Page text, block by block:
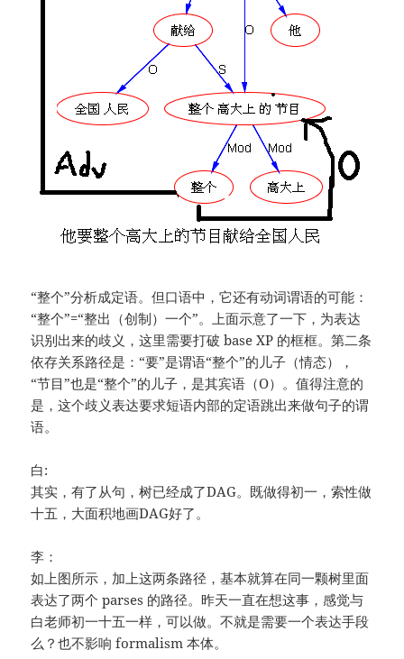
“整个”分析成定语。但口语中，它还有动词谓语的可能：
“整个”=“整出（创制）一个”。上面示意了一下，为表达
识别出来的歧义，这里需要打破 base XP 的框框。第二条
依存关系路径是：“要”是谓语“整个”的儿子（情态），
“节目”也是“整个”的儿子，是其宾语（O）。值得注意的
是，这个歧义表达要求短语内部的定语跳出来做句子的谓
语。
白:
其实，有了从句，树已经成了DAG。既做得初一，索性做
十五，大面积地画DAG好了。
李：
如上图所示，加上这两条路径，基本就算在同一颗树里面
表达了两个 parses 的路径。昨天一直在想这事，感觉与
白老师初一十五一样，可以做。不就是需要一个表达手段
么？也不影响 formalism 本体。